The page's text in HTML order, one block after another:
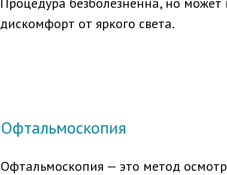
дискомфорт от яркого света.
Офтальмоскопия — это метод
Офтальмоскопия